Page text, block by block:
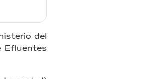
del
Efluentes